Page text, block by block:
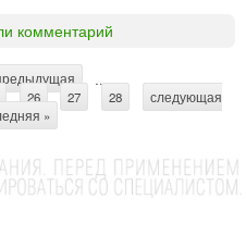
комментарий
…
26 27 28
следующая
»